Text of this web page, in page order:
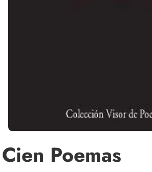
Cien Poemas